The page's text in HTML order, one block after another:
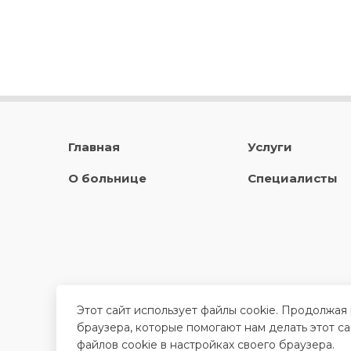
Главная
О больнице
Услуги
Специалисты
Этот сайт использует файлы cookie.
браузера, которые помогают нам делать этот
файлов cookie в настройках своего браузера.